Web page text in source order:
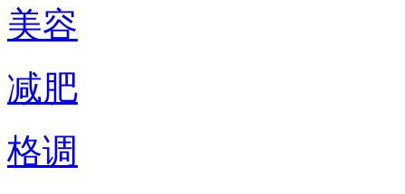
美容
减肥
格调